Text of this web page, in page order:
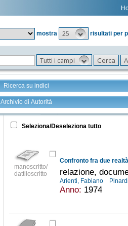
mostra
25 risultati per
Tutti i campi
Ricerca su indici
Archivio di Autorità
Tutto +
Seleziona/Deseleziona tutto
manoscritto/
dattiloscritto
relazione,
Arienti, Fabiano
Anno: 1974